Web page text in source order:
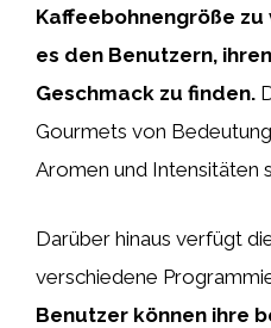
Kaffeebohnengröße
es den Benutzern,
Geschmack zu finden.
Gourmets von
Aromen und Intensitäten
Darüber hinaus verfügt
verschiedene
Benutzer können ihre